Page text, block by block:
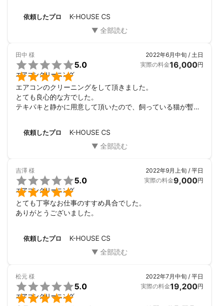
依頼したプロ K-HOUSE CS
田中 様


5.0
エアコンクリーニング
2022年6月中旬 / 土日
実際の料金16,000円
エアコンのクリーニングをして頂きました。
とても良心的な方でした。
テキパキと静かに用意して頂いたので、飼っている猫が暫く
また是非お願いしたいです。
依頼したプロ K-HOUSE CS
吉澤 様


5.0
エアコンクリーニング
2022年9月上旬 / 平日
実際の料金9,000円
とても丁寧なお仕事のすすめ具合でした。
ありがとうございました。
依頼したプロ K-HOUSE CS
松元 様


5.0
エアコンクリーニング
2022年7月中旬 / 平日
実際の料金19,200円